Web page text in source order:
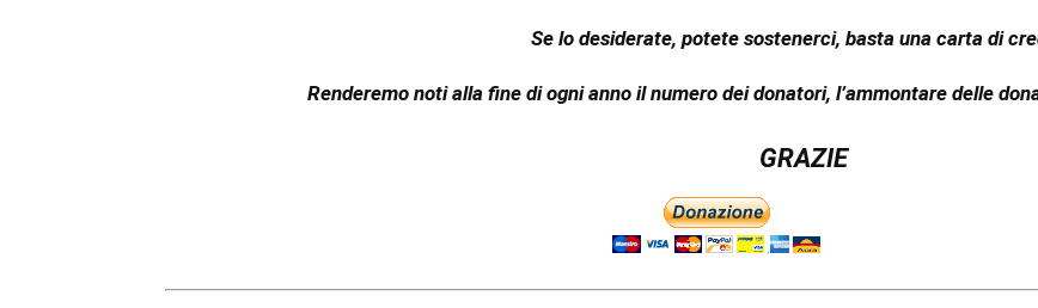
Se lo desiderate, potete sostenerci, basta una carta di
Renderemo noti alla fine di ogni anno il numero dei donatori, l’ammontare delle
GRAZIE